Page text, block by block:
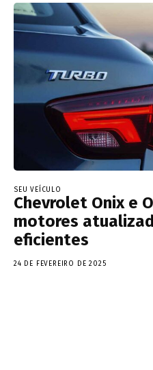
SEU VEÍCULO
Chevrolet Onix e
motores
eficientes
24 DE FEVEREIRO DE 2025